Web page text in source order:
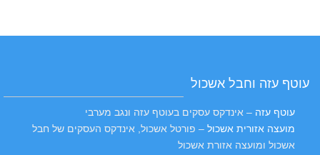
עוטף עזה וחבל אשכול
עוטף עזה – אינדקס עסקים בעוטף עזה ונגב מערבי
מועצה אזורית אשכול – פורטל אשכול, אינדקס העסקים של חבל
אשכול ומועצה אזורת אשכול